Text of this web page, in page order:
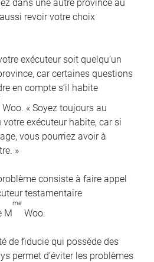
dans une autre province au
revoir votre choix
exécuteur soit quelqu’un
car certaines questions
en compte s’il habite
Woo. « Soyez toujours au
votre exécuteur habite, car si
vous pourriez avoir à
»
consiste à faire appel
testamentaire
M
me
Woo.
de fiducie qui possède des
permet d’éviter les problèmes